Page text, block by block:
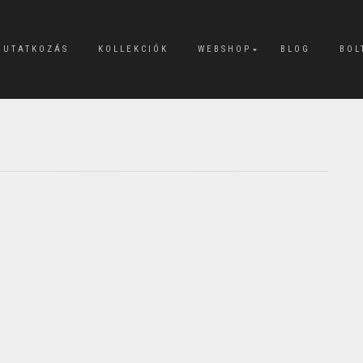
KOLLEKCIÓK WEBSHOP BLOG